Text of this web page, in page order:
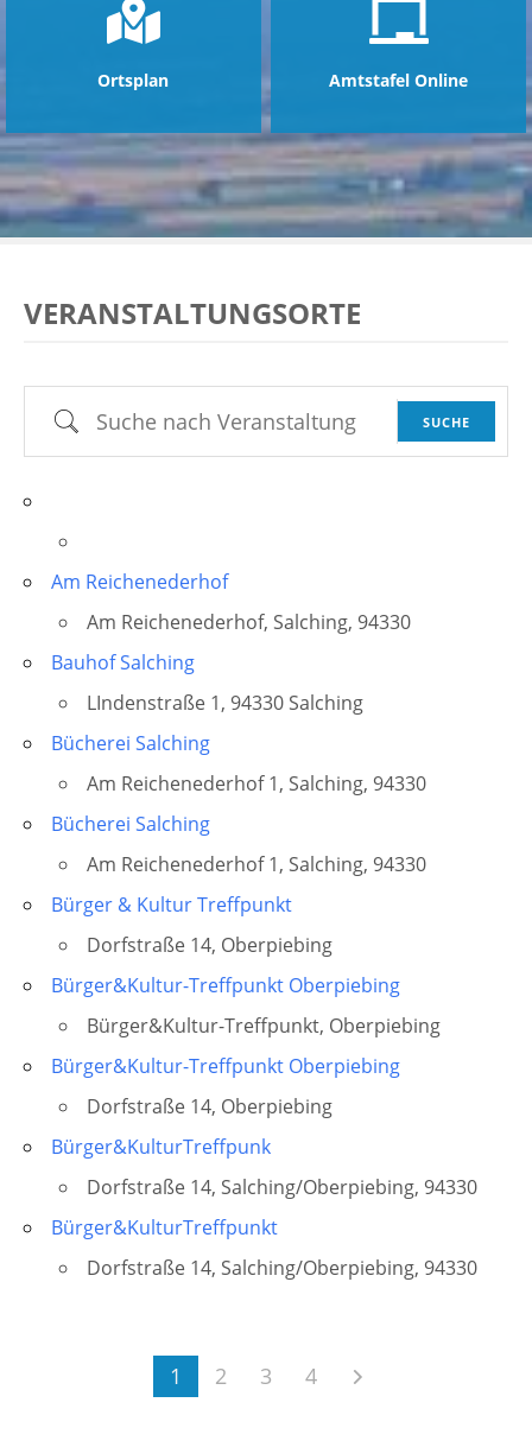
Ortsplan Amtstafel Online
VERANSTALTUNGSORTE
Suche nach Veranstaltung SUCHE
Am Reichenederhof
Am Reichenederhof, Salching, 94330
Bauhof Salching
LIndenstraße 1, 94330 Salching
Bücherei Salching
Am Reichenederhof 1, Salching, 94330
Bücherei Salching
Am Reichenederhof 1, Salching, 94330
Bürger & Kultur Treffpunkt
Dorfstraße 14, Oberpiebing
Bürger&Kultur-Treffpunkt Oberpiebing
Bürger&Kultur-Treffpunkt, Oberpiebing
Bürger&Kultur-Treffpunkt Oberpiebing
Dorfstraße 14, Oberpiebing
Bürger&KulturTreffpunk
Dorfstraße 14, Salching/Oberpiebing, 94330
Bürger&KulturTreffpunkt
Dorfstraße 14, Salching/Oberpiebing, 94330
1 2 3 4